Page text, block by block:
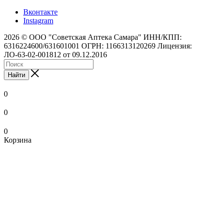
Вконтакте
Instagram
2026 © ООО "Советская Аптека Самара" ИНН/КПП:
6316224600/631601001 ОГРН: 1166313120269 Лицензия:
ЛО-63-02-001812 от 09.12.2016
Найти
0
0
0
Корзина